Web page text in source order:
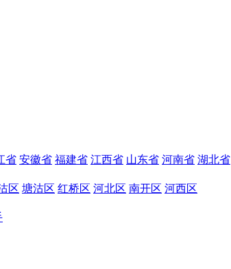
省 安徽省 福建省 江西省 山东省 河南省 湖北省
区 塘沽区 红桥区 河北区 南开区 河西区